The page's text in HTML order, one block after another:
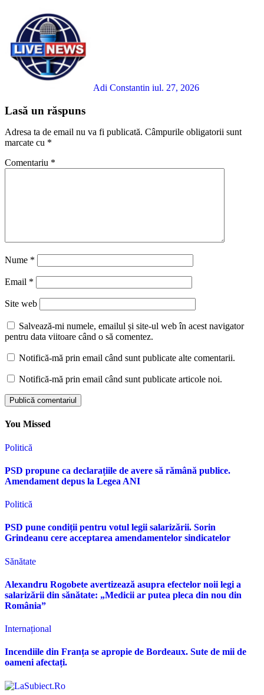
Adi Constantin iul. 27, 2026
Lasă un răspuns
Adresa ta de email nu va fi publicată. Câmpurile obligatorii sunt
marcate cu *
Comentariu *
Nume *
Email *
Site web
Salvează-mi numele, emailul și site-ul web în acest navigator
pentru data viitoare când o să comentez.
Notifică-mă prin email când sunt publicate alte comentarii.
Notifică-mă prin email când sunt publicate articole noi.
You Missed
Politică
PSD propune ca declarațiile de avere să rămână publice.
Amendament depus la Legea ANI
Politică
PSD pune condiții pentru votul legii salarizării. Sorin
Grindeanu cere acceptarea amendamentelor sindicatelor
Sănătate
Alexandru Rogobete avertizează asupra efectelor noii legi a
salarizării din sănătate: „Medicii ar putea pleca din nou din
România”
Internațional
Incendiile din Franța se apropie de Bordeaux. Sute de mii de
oameni afectați.